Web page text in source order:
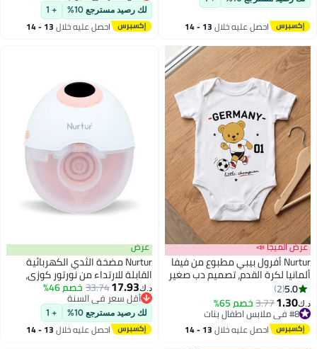
احصل عليه خلال 13 - 14
اغسطس
متعدد الاستخدامات آمن للزجاجات،
مضخات الثدي، الألعاب واحتياجات
التغذية
أقل سعر في 7 يوم
لك رصيد مسترجع 10% + 1
احصل عليه خلال 13 - 14
اغسطس
عرض الميجا 📣
Nurtur أفرول بيبي مطبوع من فيفا
ألمانيا لكرة القدم، تصميم دب صغير
بطل، بدلة قطنية ناعمة للأطفال -
أبيض
5.0
2
د.ك‏1.30
3.77خصم 65%
#8 في ملابس اطفال بنات
#8 في ملابس اطفال بنات احصل عليه خلال 13 - 14
عرض
Nurtur مضخة الثدي الكهربائية
القابلة للارتداء من نورتور كوزي،
مضخة كهربائية أحادية بدون
مستويات، شاشة LCD، وظيفة
الذاكرة قابلة لإعادة الشحن مع وضع
التدليك والضخ، 150 مل
د.ك‏17.93
33.74خصم 46%
أقل سعر في السنة
أقل سعر في السنة
لك رصيد مسترجع 10% + 1
احصل عليه خلال 13 - 14